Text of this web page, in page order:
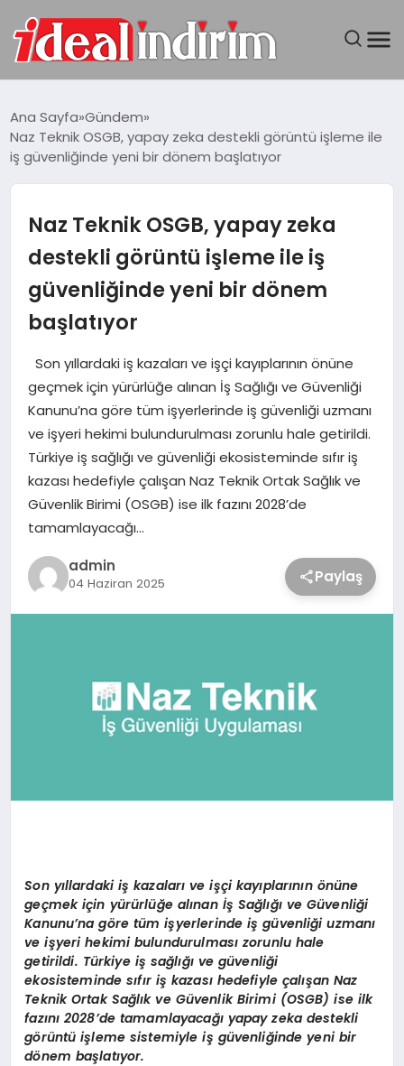
BILGISAYAR
TEKNOLOJI
YAŞAM
Ana Sayfa Gündem
Naz Teknik OSGB, yapay zeka destekli görüntü işleme ile
iş güvenliğinde yeni bir dönem başlatıyor
Naz Teknik OSGB, yapay zeka
destekli görüntü işleme ile iş
güvenliğinde yeni bir dönem
başlatıyor
Son yıllardaki iş kazaları ve işçi kayıplarının önüne
geçmek için yürürlüğe alınan İş Sağlığı ve Güvenliği
Kanunu’na göre tüm işyerlerinde iş güvenliği uzmanı
ve işyeri hekimi bulundurulması zorunlu hale getirildi.
Türkiye iş sağlığı ve güvenliği ekosisteminde sıfır iş
kazası hedefiyle çalışan Naz Teknik Ortak Sağlık ve
Güvenlik Birimi (OSGB) ise ilk fazını 2028’de
tamamlayacağı…
admin
04 Haziran 2025 Paylaş
Son yıllardaki iş kazaları ve işçi kayıplarının önüne
geçmek için yürürlüğe alınan İş Sağlığı ve Güvenliği
Kanunu’na göre tüm işyerlerinde iş güvenliği uzmanı
ve işyeri hekimi bulundurulması zorunlu hale
getirildi. Türkiye iş sağlığı ve güvenliği
ekosisteminde sıfır iş kazası hedefiyle çalışan Naz
Teknik Ortak Sağlık ve Güvenlik Birimi (OSGB) ise ilk
fazını 2028’de tamamlayacağı yapay zeka destekli
görüntü işleme sistemiyle iş güvenliğinde yeni bir
dönem başlatıyor.